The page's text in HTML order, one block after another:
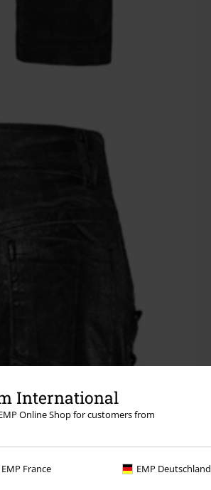
International
Online Shop for customers from
EMP France EMP Deutschland